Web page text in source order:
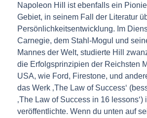
Napoleon Hill ist ebenfalls ein
Gebiet, in seinem Fall der Literatur
Persönlichkeitsentwicklung. Im
Carnegie, dem Stahl-Mogul und
Mannes der Welt, studierte Hill
die Erfolgsprinzipien der Reichsten
USA, wie Ford, Firestone, und
das Werk ‚The Law of Success‘
‚The Law of Success in 16 lessons‘)
veröffentlichte. Wenn du unten auf